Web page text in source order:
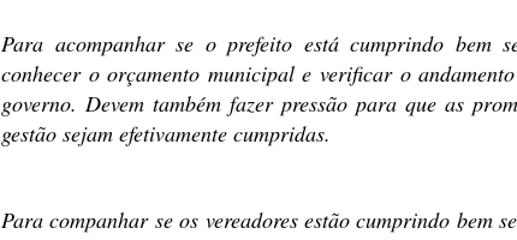
Para acompanhar se o prefeito está cumprindo bem
conhecer o orçamento municipal e verificar o
governo. Devem também fazer pressão para que as
gestão sejam efetivamente cumpridas.
Para companhar se os vereadores estão cumprindo bem